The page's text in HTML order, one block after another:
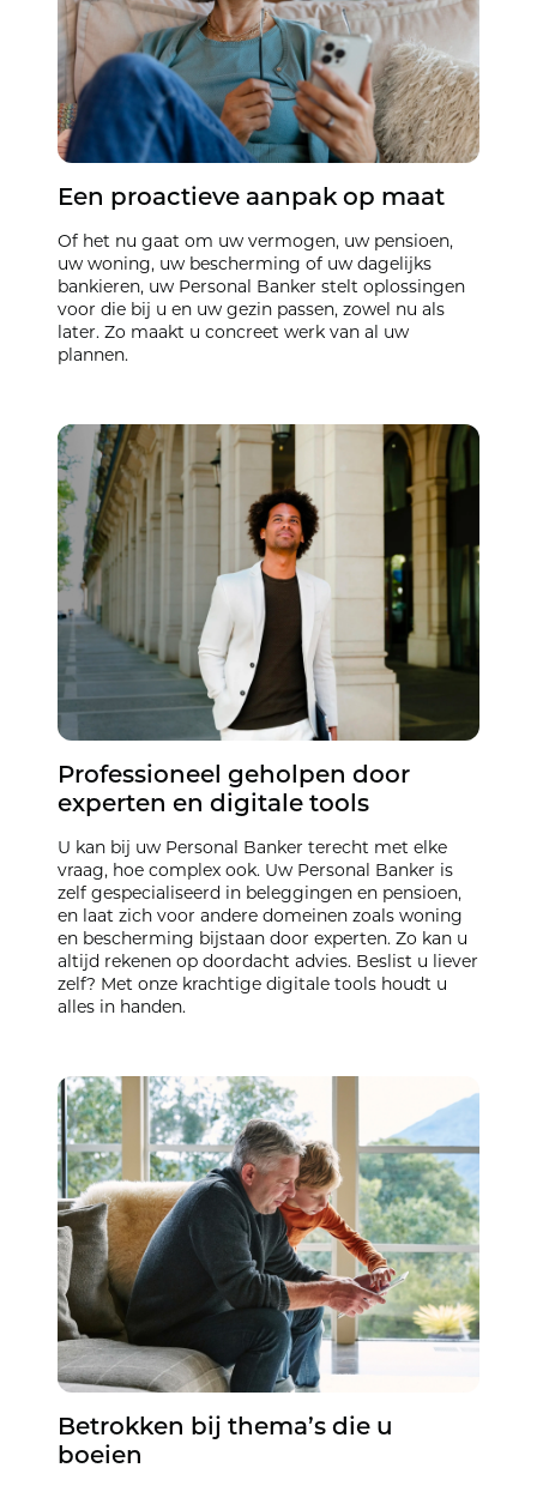
Een proactieve aanpak op maat
Of het nu gaat om uw vermogen, uw pensioen,
uw woning, uw bescherming of uw dagelijks
bankieren, uw Personal Banker stelt oplossingen
voor die bij u en uw gezin passen, zowel nu als
later. Zo maakt u concreet werk van al uw
plannen.
Professioneel geholpen door
experten en digitale tools
U kan bij uw Personal Banker terecht met elke
vraag, hoe complex ook. Uw Personal Banker is
zelf gespecialiseerd in beleggingen en pensioen,
en laat zich voor andere domeinen zoals woning
en bescherming bijstaan door experten. Zo kan u
altijd rekenen op doordacht advies. Beslist u liever
zelf? Met onze krachtige digitale tools houdt u
alles in handen.
Betrokken bij thema’s die u
boeien